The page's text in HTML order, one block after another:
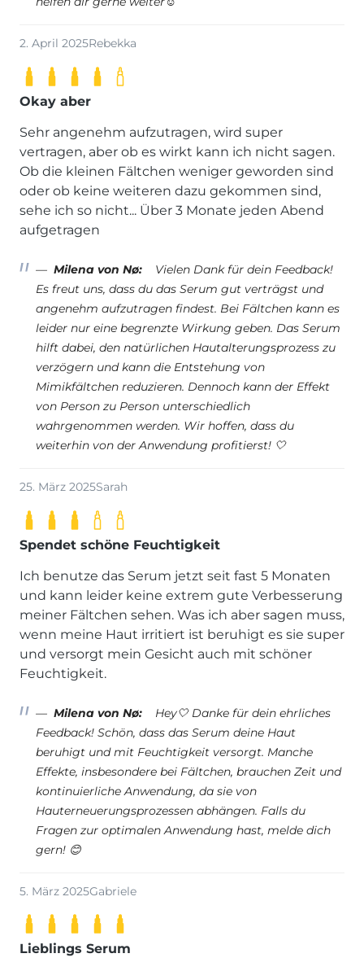
2. April 2025Rebekka
Okay aber
Sehr angenehm aufzutragen, wird super
vertragen, aber ob es wirkt kann ich nicht sagen.
Ob die kleinen Fältchen weniger geworden sind
oder ob keine weiteren dazu gekommen sind,
sehe ich so nicht... Über 3 Monate jeden Abend
aufgetragen
Milena von Nø:
Vielen Dank für dein Feedback!
Es freut uns, dass du das Serum gut verträgst und
angenehm aufzutragen findest. Bei Fältchen kann es
leider nur eine begrenzte Wirkung geben. Das Serum
hilft dabei, den natürlichen Hautalterungsprozess zu
verzögern und kann die Entstehung von
Mimikfältchen reduzieren. Dennoch kann der Effekt
von Person zu Person unterschiedlich
wahrgenommen werden. Wir hoffen, dass du
weiterhin von der Anwendung profitierst! 🤍
25. März 2025Sarah
Spendet schöne Feuchtigkeit
Ich benutze das Serum jetzt seit fast 5 Monaten
und kann leider keine extrem gute Verbesserung
meiner Fältchen sehen. Was ich aber sagen muss,
wenn meine Haut irritiert ist beruhigt es sie super
und versorgt mein Gesicht auch mit schöner
Feuchtigkeit.
Milena von Nø:
Hey🤍 Danke für dein ehrliches
Feedback! Schön, dass das Serum deine Haut
beruhigt und mit Feuchtigkeit versorgt. Manche
Effekte, insbesondere bei Fältchen, brauchen Zeit und
kontinuierliche Anwendung, da sie von
Hauterneuerungsprozessen abhängen. Falls du
Fragen zur optimalen Anwendung hast, melde dich
gern! 😊
5. März 2025Gabriele
Lieblings Serum